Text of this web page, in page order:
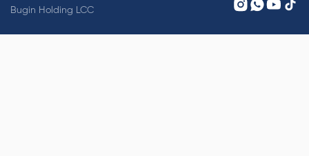
Bugin Holding LCC